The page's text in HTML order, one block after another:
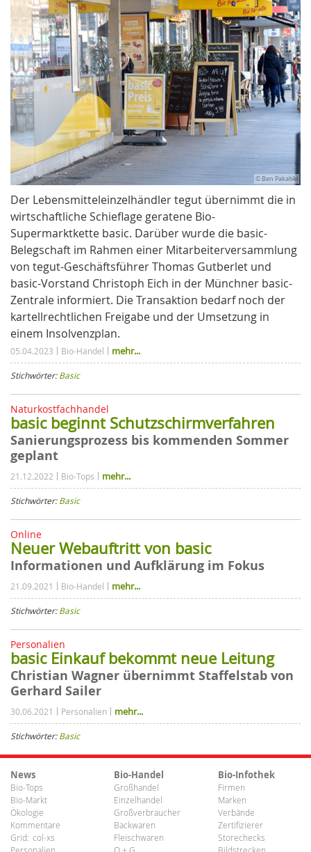
© Ben Pakalski
Der Lebensmitteleinzelhändler tegut übernimmt die in
wirtschaftliche Schieflage geratene Bio-
Supermarktkette basic. Darüber wurde die basic-
Belegschaft im Rahmen einer Mitarbeiterversammlung
von tegut-Geschäftsführer Thomas Gutberlet und
basic-Vorstand Christoph Eich in der Münchner basic-
Zentrale informiert. Die Transaktion bedarf noch der
kartellrechtlichen Freigabe und der Umsetzung in
einem Insolvenzplan.
05.04.2023 Bio-Handel mehr...
Stichwörter:Basic
Naturkostfachhandel
basic beginnt Schutzschirmverfahren
Sanierungsprozess bis kommenden Sommer
geplant
21.12.2022 Bio-Tops mehr...
Stichwörter:Basic
Online
Neuer Webauftritt von basic
Informationen und Aufklärung im Fokus
21.09.2021 Bio-Handel mehr...
Stichwörter:Basic
Personalien
basic Einkauf bekommt neue Leitung
Christian Wagner übernimmt Staffelstab von
Gerhard Sailer
30.06.2021 Personalien mehr...
Stichwörter:Basic
News
Bio-Tops
Bio-Markt
Ökologie
Kommentare
Grid: col-xs
Bio-Handel
Großhandel
Einzelhandel
Großverbraucher
Backwaren
Fleischwaren
Bio-Infothek
Firmen
Marken
Verbände
Zertifizierer
Storechecks